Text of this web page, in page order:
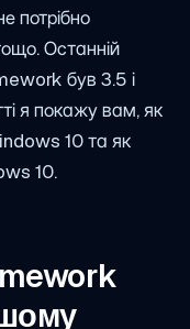
потрібно
Останній
був 3.5 і
я покажу вам, як
10 та як
10.